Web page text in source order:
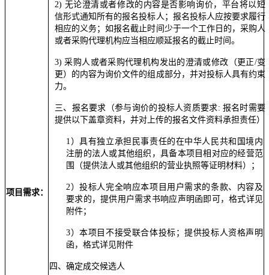
项目需求：
2) 无论澄清或者修改的内容是否影响询价，平台将以短
信形式通知所有的报名投标人；报名投标人应按要求履行
相应的义务；如报名截止时间少于一个工作日的，采购人
或者采购代理机构应当相应顺延报名的截止时间。
3) 采购人或者采购代理机构发出的澄清或修改（更正/变
更）的内容为询价文件的组成部分，并对投标人具有约束
力。
三、 报名要求（参与询价的投标人资质要求: 报名时需要
提供以下盖章资料，并对上传的报名文件资料承担责任）
1）具有独立承担民事责任的在中华人民共和国境内
注册的法人或其他组织，具备本项目相对应的经营范
围（提供法人或其他组织的营业执照等证明材料）；
2）投标人完全响应本项目用户需求的条款、内容及
要求的，提供用户需求书响应声明函即可，格式详见
附件；
3）本项目不接受联合体投标；提供投标人资格声明
函，格式详见附件
四、 确定成交候选人